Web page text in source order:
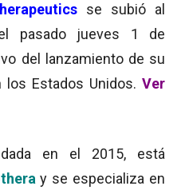
se subió al
pasado jueves 1 de
del lanzamiento de su
los Estados Unidos. Ver
en el 2015, está
y se especializa en